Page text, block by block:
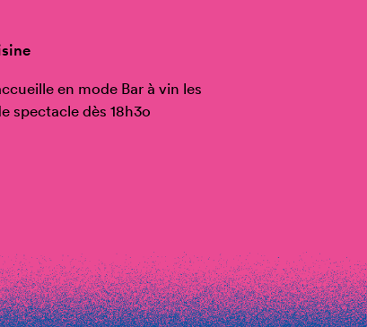
en mode Bar à vin les
spectacle dès 18h3o